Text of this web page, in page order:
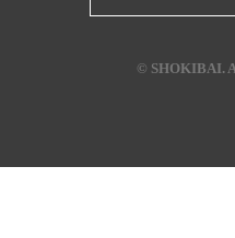
© SHOKIBAI.